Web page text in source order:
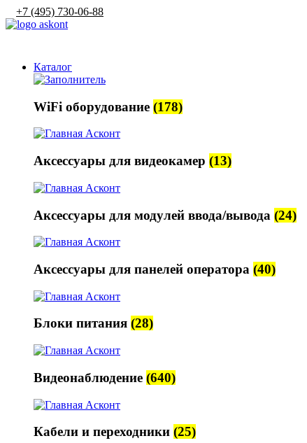
+7 (495) 730-06-88
Каталог
WiFi оборудование (178)
Аксессуары для видеокамер (13)
Аксессуары для модулей ввода/вывода (24)
Аксессуары для панелей оператора (40)
Блоки питания (28)
Видеонаблюдение (640)
Кабели и переходники (25)